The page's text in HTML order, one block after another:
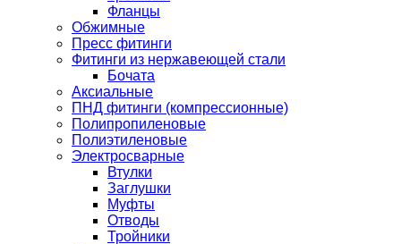
Фланцы
Обжимные
Пресс фитинги
Фитинги из нержавеющей стали
Бочата
Аксиальные
ПНД фитинги (компрессионные)
Полипропиленовые
Полиэтиленовые
Электросварные
Втулки
Заглушки
Муфты
Отводы
Тройники